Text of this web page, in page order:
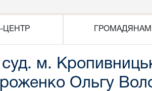
ЦЕНТР ГРОМАДЯНАМ
суд. м.
Ольгу